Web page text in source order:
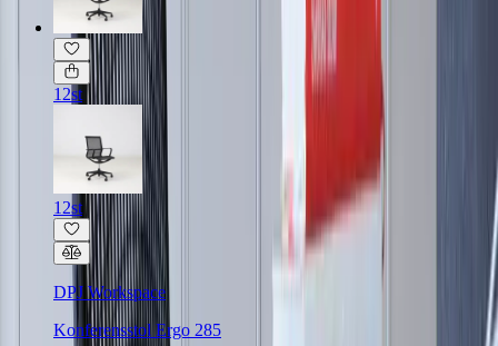
12st
12st
DPJ Workspace
Konferensstol Ergo 285